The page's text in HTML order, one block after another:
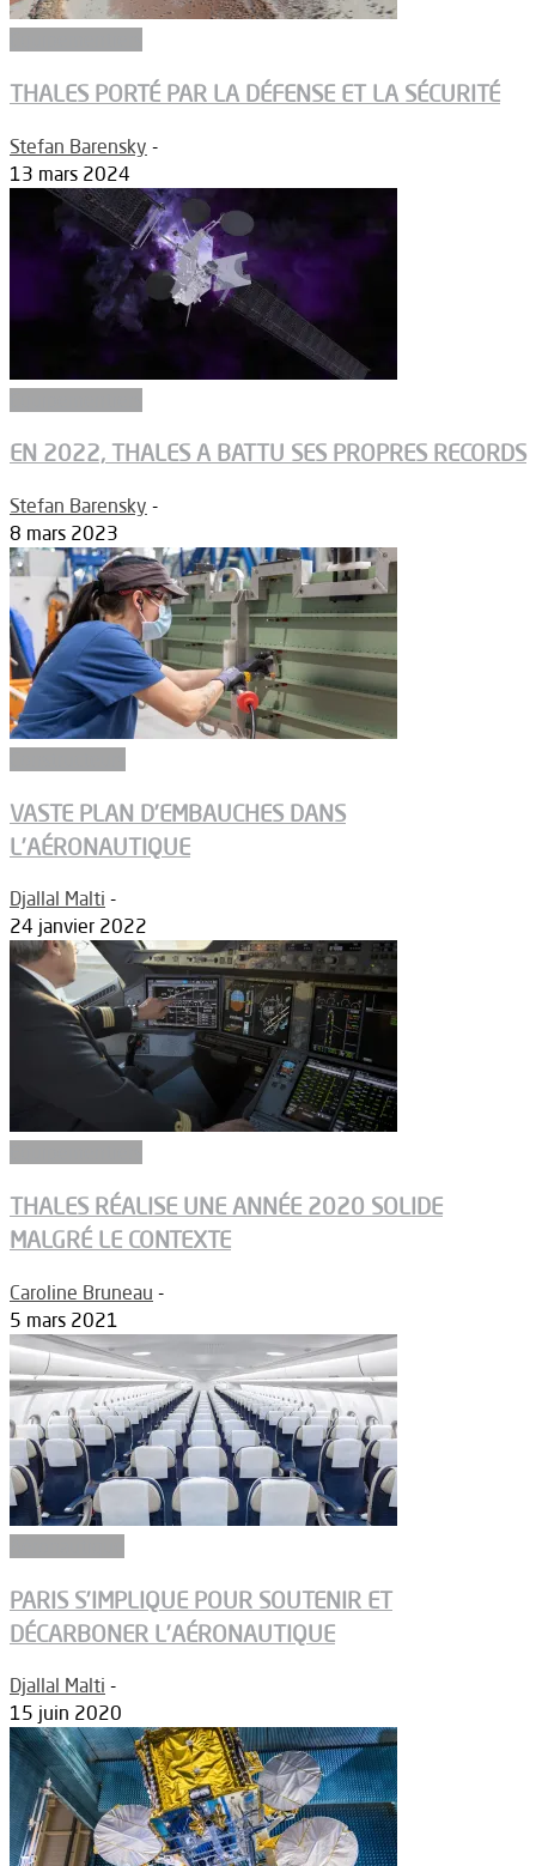
THALES PORTÉ PAR LA DÉFENSE ET LA SÉCURITÉ
Stefan Barensky -
13 mars 2024
EN 2022, THALES A BATTU SES PROPRES RECORDS
Stefan Barensky -
8 mars 2023
VASTE PLAN D’EMBAUCHES DANS
L’AÉRONAUTIQUE
Djallal Malti -
24 janvier 2022
THALES RÉALISE UNE ANNÉE 2020 SOLIDE
MALGRÉ LE CONTEXTE
Caroline Bruneau -
5 mars 2021
PARIS S’IMPLIQUE POUR SOUTENIR ET
DÉCARBONER L’AÉRONAUTIQUE
Djallal Malti -
15 juin 2020